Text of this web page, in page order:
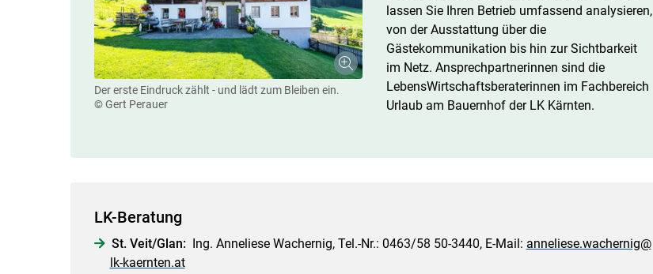
Der erste Eindruck zählt - und lädt zum Bleiben ein.
© Gert Perauer
lassen Sie Ihren Betrieb umfassend analysieren,
von der Ausstattung über die
Gästekommunikation bis hin zur Sichtbarkeit
im Netz. Ansprechpartnerinnen sind die
LebensWirtschaftsberaterinnen im Fachbereich
Urlaub am Bauernhof der LK Kärnten.
LK-Beratung
St. Veit/​Glan: Ing. Anneliese Wachernig, Tel.-Nr.: 0463/​58 50-3440, E-Mail: anneliese.wachernig@
lk-kaernten.at